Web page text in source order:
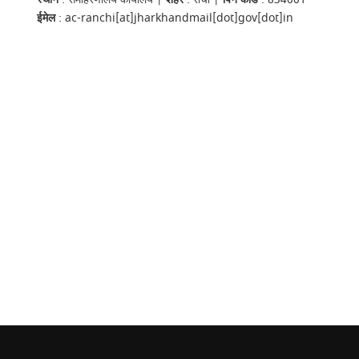
ईमेल: ac-ranchi[at]jharkhandmail[dot]gov[dot]in